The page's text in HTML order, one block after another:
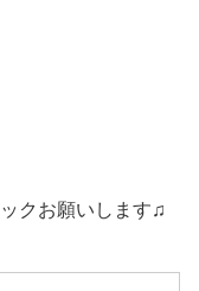
クお願いします♫